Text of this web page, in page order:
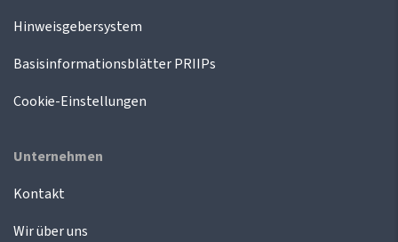
Hinweisgebersystem
Basisinformationsblätter PRIIPs
Cookie-Einstellungen
Unternehmen
Kontakt
Wir über uns